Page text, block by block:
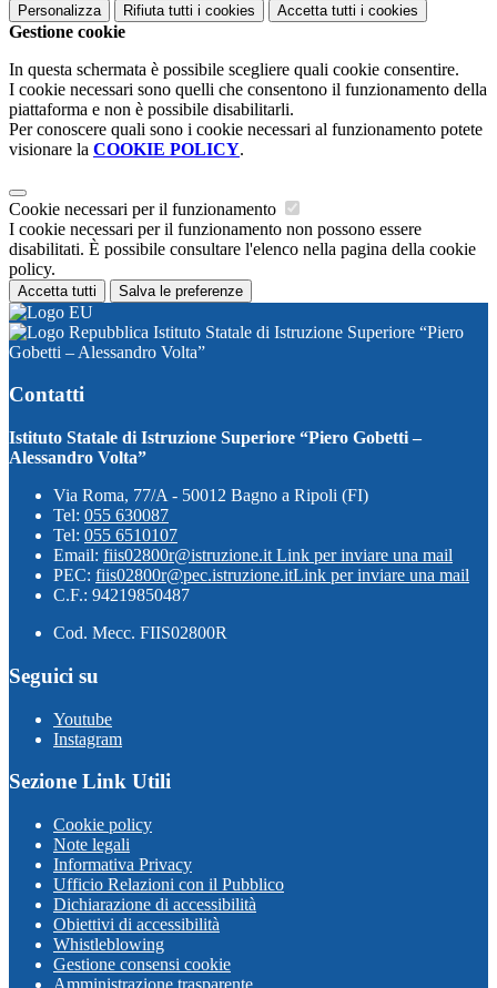
Personalizza Rifiuta tutti i cookies Accetta tutti i cookies
Gestione cookie
In questa schermata è possibile scegliere quali cookie consentire.
I cookie necessari sono quelli che consentono il funzionamento della
piattaforma e non è possibile disabilitarli.
Per conoscere quali sono i cookie necessari al funzionamento potete
visionare la COOKIE POLICY.
Cookie necessari per il funzionamento
I cookie necessari per il funzionamento non possono essere
disabilitati. È possibile consultare l'elenco nella pagina della cookie
policy.
Accetta tutti Salva le preferenze
Istituto Statale di Istruzione Superiore “Piero
Gobetti – Alessandro Volta”
Contatti
Istituto Statale di Istruzione Superiore “Piero Gobetti –
Alessandro Volta”
Via Roma, 77/A - 50012 Bagno a Ripoli (FI)
Tel: 055 630087
Tel: 055 6510107
Email: fiis02800r@istruzione.it Link per inviare una mail
PEC: fiis02800r@pec.istruzione.itLink per inviare una mail
C.F.: 94219850487
Cod. Mecc. FIIS02800R
Seguici su
Youtube
Instagram
Sezione Link Utili
Cookie policy
Note legali
Informativa Privacy
Ufficio Relazioni con il Pubblico
Dichiarazione di accessibilità
Obiettivi di accessibilità
Whistleblowing
Gestione consensi cookie
Amministrazione trasparente